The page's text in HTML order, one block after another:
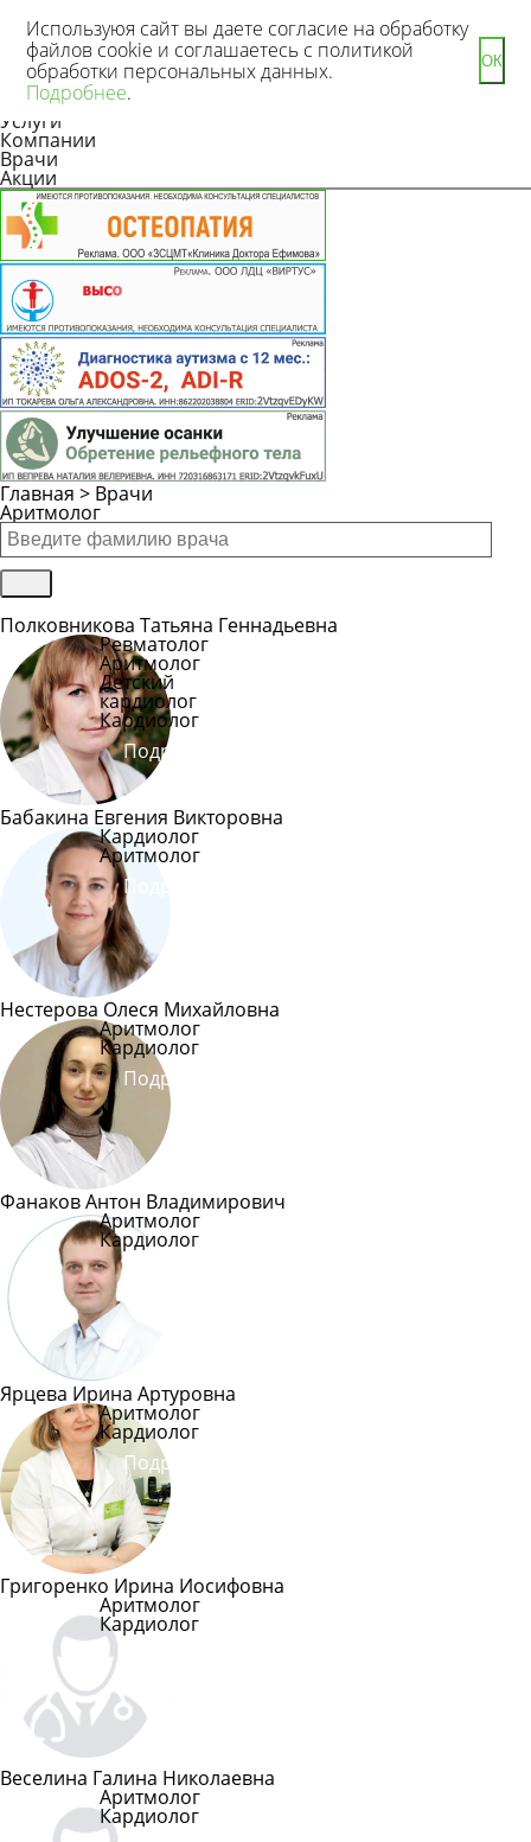
Новости
Статьи
Услуги
Компании
Врачи
Акции
Главная > Врачи
Аритмолог
Полковникова Татьяна Геннадьевна
Ревматолог
Аритмолог
Детский
кардиолог
Кардиолог
Подробнее
Бабакина Евгения Викторовна
Кардиолог
Аритмолог
Подробнее
Нестерова Олеся Михайловна
Аритмолог
Кардиолог
Подробнее
Фанаков Антон Владимирович
Аритмолог
Кардиолог
Ярцева Ирина Артуровна
Аритмолог
Кардиолог
Подробнее
Григоренко Ирина Иосифовна
Аритмолог
Кардиолог
Веселина Галина Николаевна
Аритмолог
Кардиолог
Используюя сайт вы даете согласие на обработку
файлов cookie и соглашаетесь с политикой
обработки персональных данных.
Подробнее.
ОК